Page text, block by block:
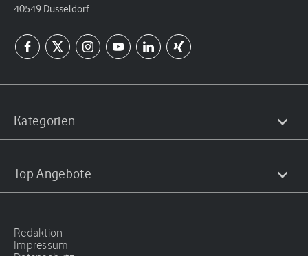
40549 Düsseldorf
Kategorien
Top Angebote
Redaktion
Impressum